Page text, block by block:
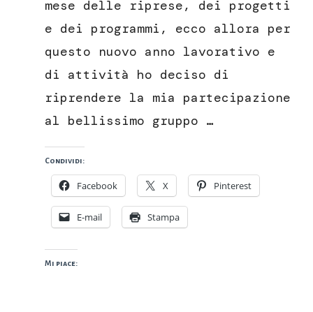
mese delle riprese, dei progetti
e dei programmi, ecco allora per
questo nuovo anno lavorativo e
di attività ho deciso di
riprendere la mia partecipazione
al bellissimo gruppo …
Condividi:
Facebook X Pinterest
E-mail Stampa
Mi piace: